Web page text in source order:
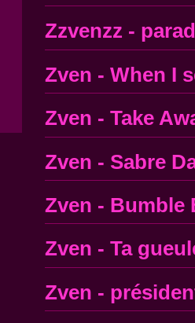
Zzvenzz -
Zven - When I
Zven - Take
Zven - Sabre
Zven - Bumble
Zven - Ta
Zven -